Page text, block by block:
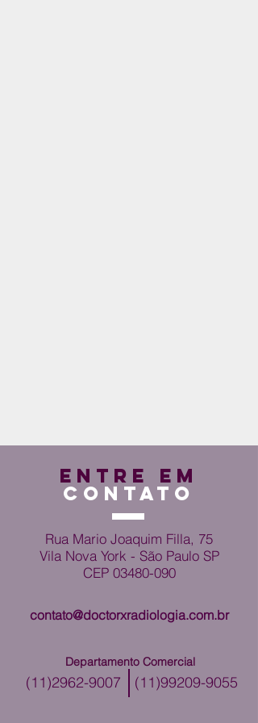
ENTRE EM
CONTATO
Rua Mario Joaquim Filla, 75
Vila Nova York - São Paulo SP
CEP 03480-090
contato@doctorxradiologia.com.br
Departamento Comercial
(11)2962-9007 (11)99209-9055